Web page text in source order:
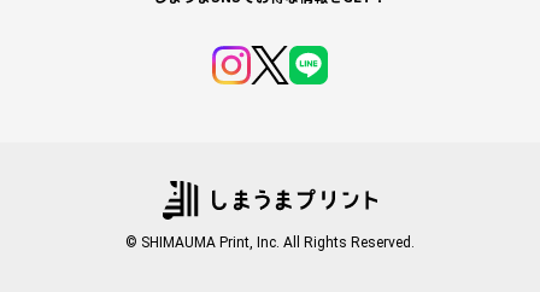
© SHIMAUMA Print, Inc. All Rights Reserved.